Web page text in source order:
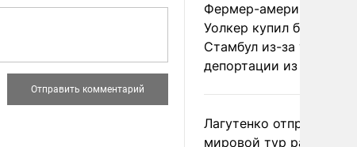
Фермер-американец
Уолкер купил билет в
Стамбул из-за угрозы
депортации из России
Лагутенко отправился в
мировой тур ради